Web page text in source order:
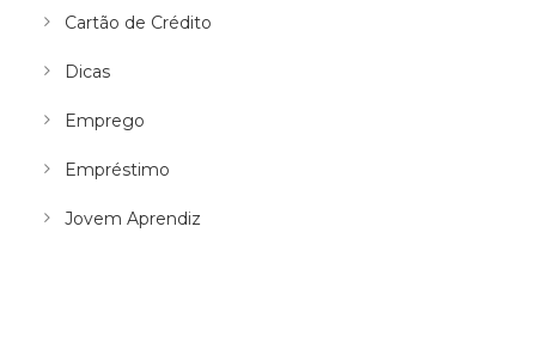
Cartão de Crédito
Dicas
Emprego
Empréstimo
Jovem Aprendiz